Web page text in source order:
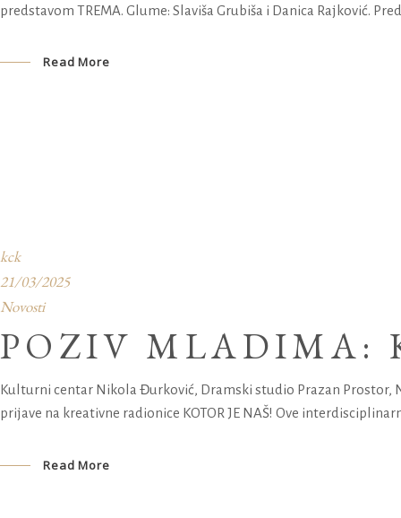
predstavom TREMA. Glume: Slaviša Grubiša i Danica Rajković.
Read More
kck
21/03/2025
Novosti
POZIV MLADIMA:
Kulturni centar Nikola Đurković, Dramski studio Prazan Prostor,
prijave na kreativne radionice KOTOR JE NAŠ! Ove
Read More